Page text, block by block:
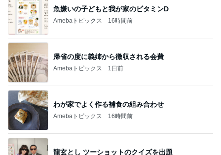
魚嫌いの子どもと我が家のビタミンD
Amebaトピックス 16時間前
帰省の度に義姉から徴収される会費
Amebaトピックス 1日前
わが家でよく作る補食の組み合わせ
Amebaトピックス 16時間前
龍玄とし ツーショットのクイズを出題